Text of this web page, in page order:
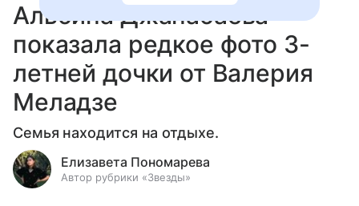
Альбина Джанабаева
показала редкое фото 3-
летней дочки от Валерия
Меладзе
Семья находится на отдыхе.
Елизавета Пономарева
Автор рубрики «Звезды»